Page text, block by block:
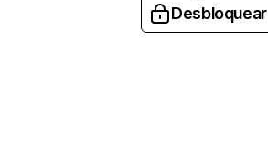
Desbloquear